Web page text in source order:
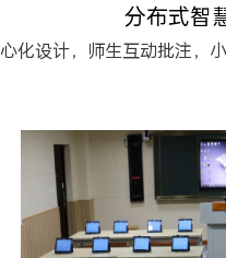
分布式智
化设计，师生互动批注，